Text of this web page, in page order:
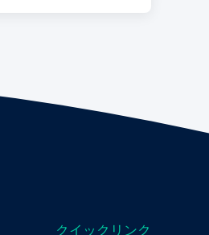
クイックリンク